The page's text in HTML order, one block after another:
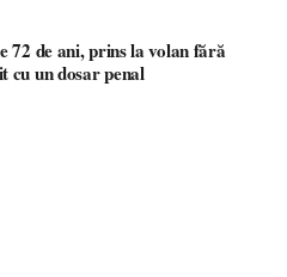
72 de ani, prins la volan fără
cu un dosar penal